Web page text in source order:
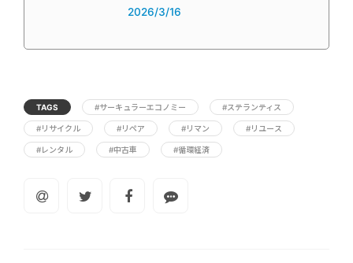
2026/3/16
TAGS #サーキュラーエコノミー #ステランティス
#リサイクル #リペア #リマン #リユース
#レンタル #中古車 #循環経済